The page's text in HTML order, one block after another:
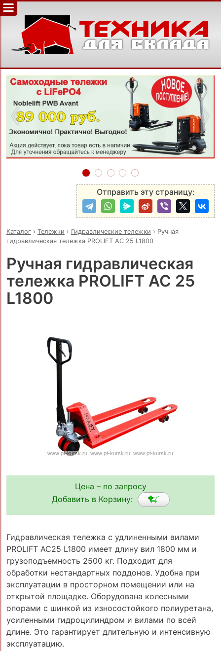
‹ ›
Отправить эту страницу:
Каталог› Тележки › Гидравлические тележки › Ручная
гидравлическая тележка PROLIFT AC 25 L1800
Ручная гидравлическая
тележка PROLIFT AC 25
L1800
Цена – по запросу
Добавить в Корзину:
Гидравлическая тележка с удлиненными вилами
PROLIFT AC25 L1800 имеет длину вил 1800 мм и
грузоподъемность 2500 кг. Подходит для
обработки нестандартных поддонов. Удобна при
эксплуатации в просторном помещении или на
открытой площадке. Оборудована колесными
опорами с шинкой из износостойкого полиуретана,
усиленными гидроцилиндром и вилами по всей
длине. Это гарантирует длительную и интенсивную
эксплуатацию.